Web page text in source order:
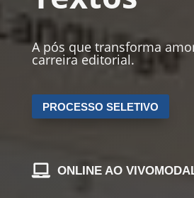
A pós que transforma
carreira editorial.
PROCESSO SELETIVO
 ONLINE AO VIVO